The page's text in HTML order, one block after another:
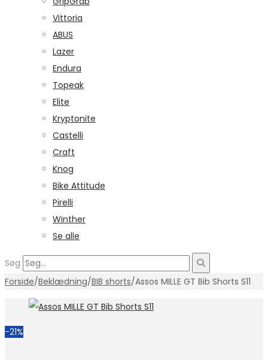
Vittoria
ABUS
Lazer
Endura
Topeak
Elite
Kryptonite
Castelli
Craft
Knog
Bike Attitude
Pirelli
Winther
Se alle
Søg
Forside/Beklædning/BIB shorts/Assos MILLE GT Bib Shorts S11
-21%